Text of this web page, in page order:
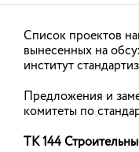
Общественная
Список проектов
вынесенных на
институт
Предложения и
комитеты по
ТК 144